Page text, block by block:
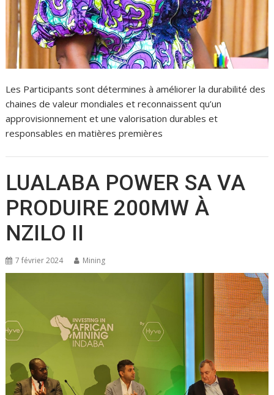
Les Participants sont détermines à améliorer la durabilité des
chaines de valeur mondiales et reconnaissent qu’un
approvisionnement et une valorisation durables et
responsables en matières premières
LUALABA POWER SA VA
PRODUIRE 200MW À
NZILO II
7 février 2024 Mining